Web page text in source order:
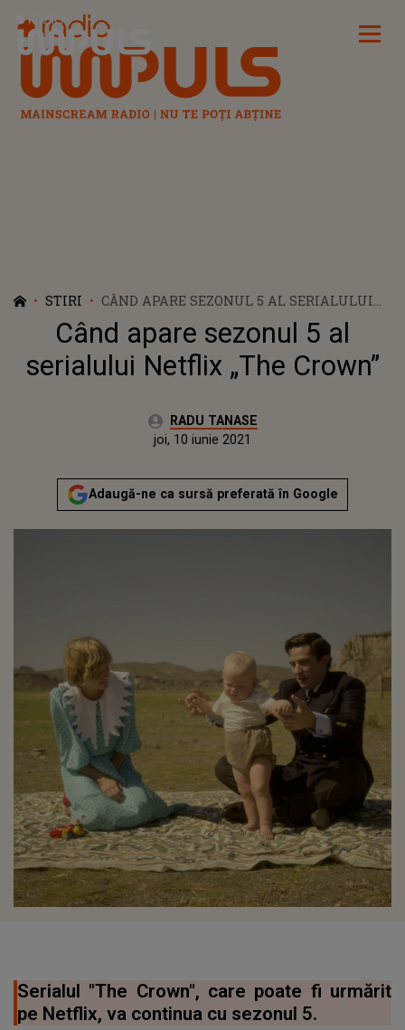
Radio Impuls
STIRI
CÂND APARE SEZONUL 5 AL SERIALULUI
NETFLIX „THE CROWN”
Când apare sezonul 5 al
serialului Netflix „The Crown”
Autor:RADU TANASE
Actualizat:
joi, 10 iunie 2021
Adaugă-ne ca sursă preferată în Google
Serialul "The Crown", care poate fi urmărit
pe Netflix, va continua cu sezonul 5.